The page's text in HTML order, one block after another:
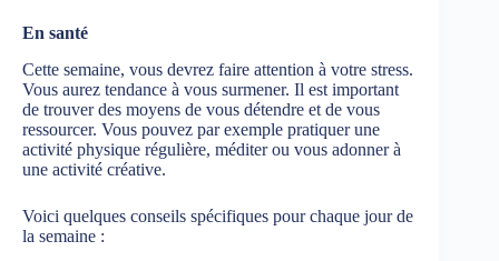
En santé
Cette semaine, vous devrez faire attention à votre stress.
Vous aurez tendance à vous surmener. Il est important
de trouver des moyens de vous détendre et de vous
ressourcer. Vous pouvez par exemple pratiquer une
activité physique régulière, méditer ou vous adonner à
une activité créative.
Voici quelques conseils spécifiques pour chaque jour de
la semaine :